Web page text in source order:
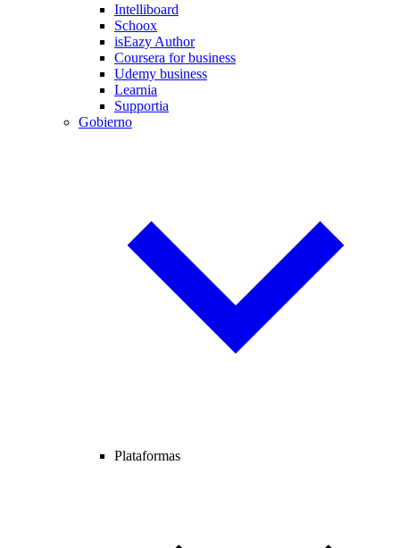
Intelliboard
Schoox
isEazy Author
Coursera for business
Udemy business
Learnia
Supportia
Gobierno
Plataformas